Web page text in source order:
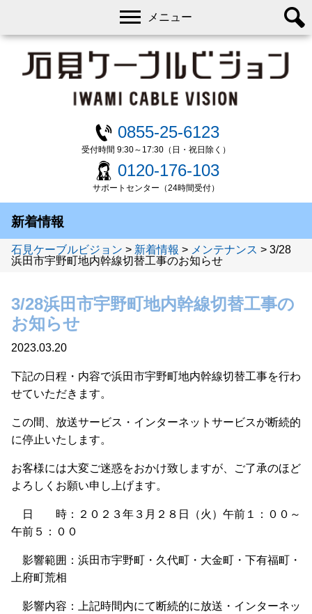
0855-25-6123
受付時間 9:30～17:30（日・祝日除く）
0120-176-103
サポートセンター（24時間受付）
メニュー
新着情報
石見ケーブルビジョン > 新着情報 > メンテナンス > 3/28
浜田市宇野町地内幹線切替工事のお知らせ
3/28浜田市宇野町地内幹線切替工事の
お知らせ
2023.03.20
下記の日程・内容で浜田市宇野町地内幹線切替工事を行わ
せていただきます。
この間、放送サービス・インターネットサービスが断続的
に停止いたします。
お客様には大変ご迷惑をおかけ致しますが、ご了承のほど
よろしくお願い申し上げます。
日 時：２０２３年３月２８日（火）午前１：００～
午前５：００
影響範囲：浜田市宇野町・久代町・大金町・下有福町・
上府町荒相
影響内容：上記時間内にて断続的に放送・インターネッ